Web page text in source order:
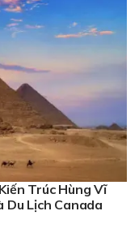
Trúc Hùng Vĩ
Du Lịch Canada